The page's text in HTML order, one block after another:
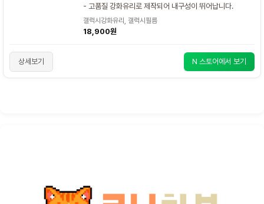
- 고품질 강화유리로 제작되어 내구성이 뛰어납니다.
갤럭시강화유리, 갤럭시필름
18,900원
상세보기 N 스토어에서 보기